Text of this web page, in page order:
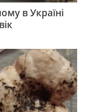
в Україні